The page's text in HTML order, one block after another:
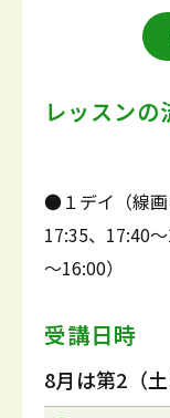
レッスンの
●１デイ（線
17:35、17:40
～16:00）
受講日時
8月は第2（